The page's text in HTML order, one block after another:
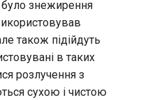
знежирення
також підійдуть
в таких
розлучення з
сухою і чистою